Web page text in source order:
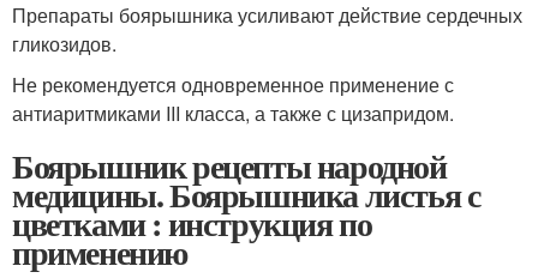
Препараты боярышника усиливают действие сердечных
гликозидов.
Не рекомендуется одновременное применение с
антиаритмиками III класса, а также с цизапридом.
Боярышник рецепты народной
медицины. Боярышника листья с
цветками : инструкция по
применению